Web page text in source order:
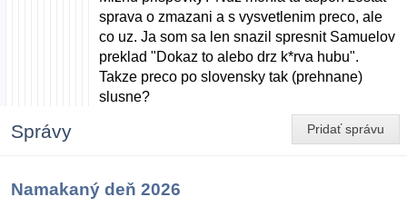
sprava o zmazani a s vysvetlenim preco, ale
co uz. Ja som sa len snazil spresnit Samuelov
preklad "Dokaz to alebo drz k*rva hubu".
Takze preco po slovensky tak (prehnane)
slusne?
Pridať správu
Správy
Namakaný deň 2026